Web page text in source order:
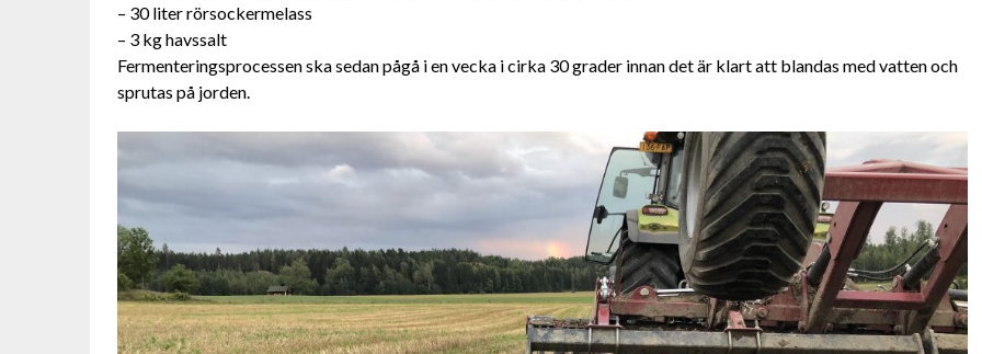
– 30 liter rörsockermelass
– 3 kg havssalt
Fermenteringsprocessen ska sedan pågå i en vecka i cirka 30 grader innan det är klart att blandas med vatten och
sprutas på jorden.